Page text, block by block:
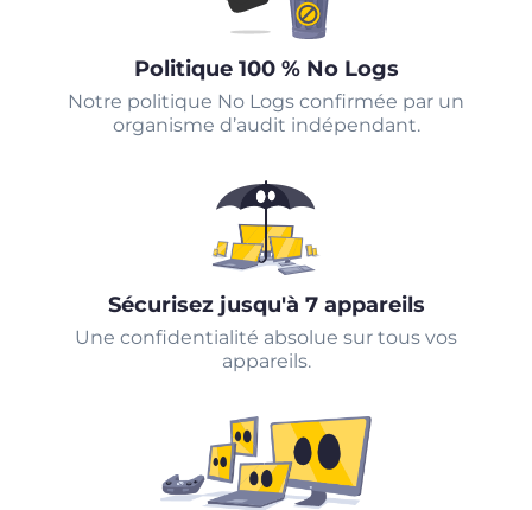
Politique 100 % No Logs
Notre politique No Logs confirmée par un
organisme d’audit indépendant.
Sécurisez jusqu'à 7 appareils
Une confidentialité absolue sur tous vos
appareils.